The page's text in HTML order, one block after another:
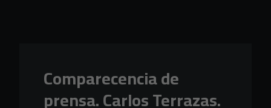
Comparecencia de
prensa. Carlos Terrazas.